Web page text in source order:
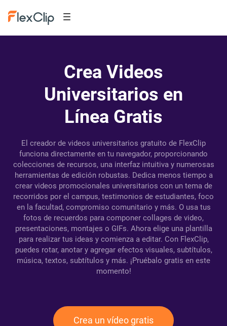
Crea Videos
Universitarios en
Línea Gratis
El creador de videos universitarios gratuito de FlexClip
funciona directamente en tu navegador, proporcionando
colecciones de recursos, una interfaz intuitiva y numerosas
herramientas de edición robustas. Dedica menos tiempo a
crear videos promocionales universitarios con un tema de
recorridos por el campus, testimonios de estudiantes, foco
en la facultad, compromiso comunitario y más. O usa tus
fotos de recuerdos para componer collages de video,
presentaciones, montajes o GIFs. Ahora elige una plantilla
para realizar tus ideas y comienza a editar. Con FlexClip,
puedes rotar, anotar y agregar efectos visuales, subtítulos,
música, textos, subtítulos y más. ¡Pruébalo gratis en este
momento!
Crea un vídeo gratis